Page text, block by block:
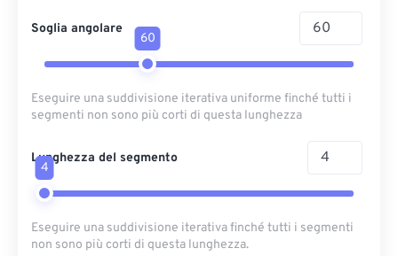
Soglia angolare
60
Eseguire una suddivisione iterativa uniforme finché tutti i
segmenti non sono più corti di questa lunghezza
Lunghezza del segmento
4
Eseguire una suddivisione iterativa finché tutti i segmenti
non sono più corti di questa lunghezza.